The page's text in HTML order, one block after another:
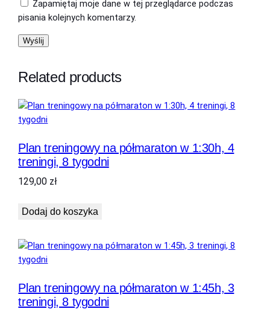
5
0
h
t
e
n
n
g
i
g
o
n
i
Zapamiętaj moje dane w tej przeglądarce podczas
pisania kolejnych komentarzy.
Related products
Plan treningowy na półmaraton w 1:30h, 4
treningi, 8 tygodni
129,00 zł
Dodaj do koszyka
Plan treningowy na półmaraton w 1:45h, 3
treningi, 8 tygodni